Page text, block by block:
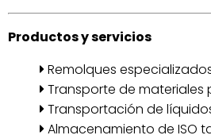
Productos y servicios
Remolques
Transporte de materiales
Transportación de
Almacenamiento de ISO